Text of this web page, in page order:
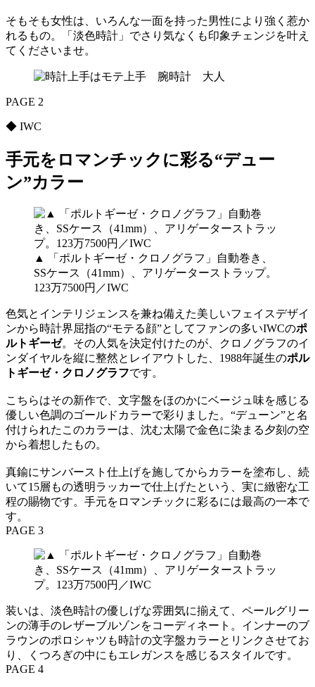
そもそも女性は、いろんな一面を持った男性により強く惹か
れるもの。「淡色時計」でさり気なくも印象チェンジを叶え
てくださいませ。
PAGE 2
◆ IWC
手元をロマンチックに彩る“デュー
ン”カラー
▲ 「ポルトギーゼ・クロノグラフ」自動巻き、
SSケース（41mm）、アリゲーターストラップ。
123万7500円／IWC
色気とインテリジェンスを兼ね備えた美しいフェイスデザイ
ンから時計界屈指の“モテる顔”としてファンの多いIWCのポ
ルトギーゼ。その人気を決定付けたのが、クロノグラフのイ
ンダイヤルを縦に整然とレイアウトした、1988年誕生のポル
トギーゼ・クロノグラフです。
こちらはその新作で、文字盤をほのかにベージュ味を感じる
優しい色調のゴールドカラーで彩りました。“デューン”と名
付けられたこのカラーは、沈む太陽で金色に染まる夕刻の空
から着想したもの。
真鍮にサンバースト仕上げを施してからカラーを塗布し、続
いて15層もの透明ラッカーで仕上げたという、実に緻密な工
程の賜物です。手元をロマンチックに彩るには最高の一本で
す。
PAGE 3
装いは、淡色時計の優しげな雰囲気に揃えて、ペールグリー
ンの薄手のレザーブルゾンをコーディネート。インナーのブ
ラウンのポロシャツも時計の文字盤カラーとリンクさせてお
り、くつろぎの中にもエレガンスを感じるスタイルです。
PAGE 4